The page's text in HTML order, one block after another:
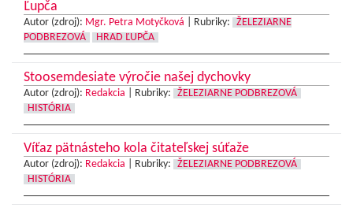
Ľupča
Autor (zdroj): Mgr. Petra Motyčková Rubriky:
ŽELEZIARNE
PODBREZOVÁ
HRAD ĽUPČA
Stoosemdesiate výročie našej dychovky
Autor (zdroj): Redakcia Rubriky:
ŽELEZIARNE PODBREZOVÁ
HISTÓRIA
Víťaz pätnásteho kola čitateľskej súťaže
Autor (zdroj): Redakcia Rubriky:
ŽELEZIARNE PODBREZOVÁ
HISTÓRIA